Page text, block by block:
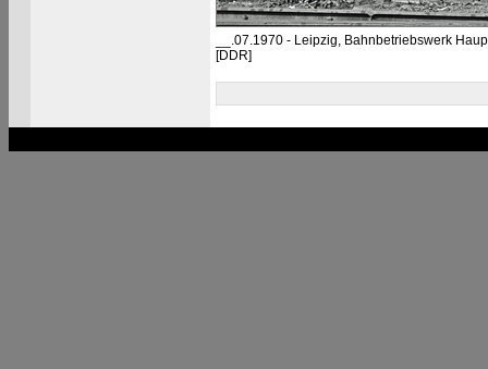
__.07.1970 - Leipzig, Bahnbetriebswerk
[DDR]